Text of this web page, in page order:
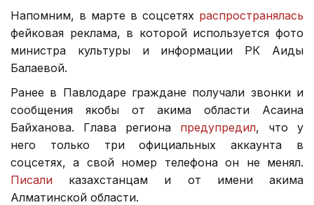
Напомним, в марте в соцсетях распространялась
фейковая реклама, в которой используется фото
министра культуры и информации РК Аиды
Балаевой.
Ранее в Павлодаре граждане получали звонки и
сообщения якобы от акима области Асаина
Байханова. Глава региона предупредил, что у
него только три официальных аккаунта в
соцсетях, а свой номер телефона он не менял.
Писали казахстанцам и от имени акима
Алматинской области.